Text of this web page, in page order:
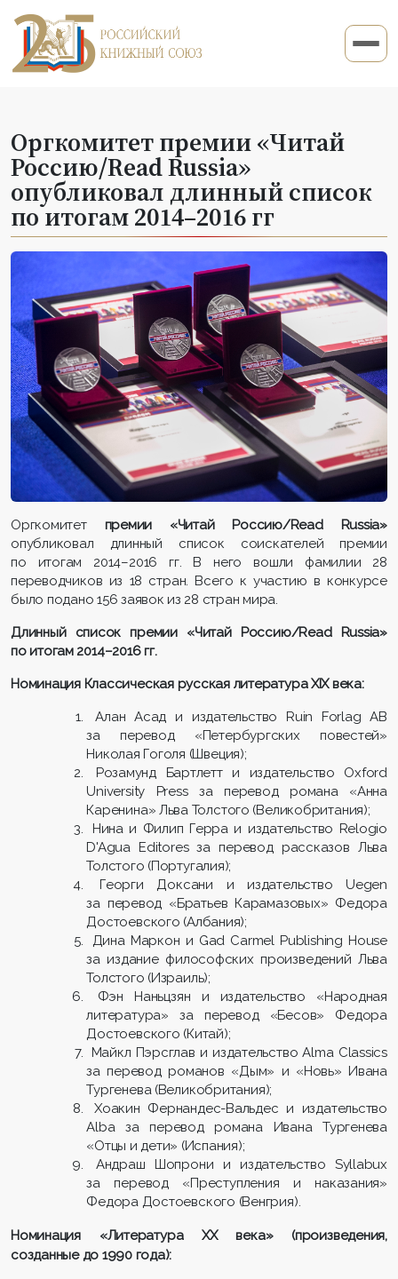
Оргкомитет премии «Читай
Россию/Read Russia»
опубликовал длинный список
по итогам 2014–2016 гг
Оргкомитет премии «Читай Россию/Read Russia»
опубликовал длинный список соискателей премии
по итогам 2014–2016 гг. В него вошли фамилии 28
переводчиков из 18 стран. Всего к участию в конкурсе
было подано 156 заявок из 28 стран мира.
Длинный список премии «Читай Россию/Read Russia»
по итогам 2014–2016 гг.
Номинация Классическая русская литература XIX века:
Алан Асад и издательство Ruin Forlag AB
за перевод «Петербургских повестей»
Николая Гоголя (Швеция);
Розамунд Бартлетт и издательство Oxford
University Press за перевод романа «Анна
Каренина» Льва Толстого (Великобритания);
Нина и Филип Герра и издательство Relogio
D'Agua Editores за перевод рассказов Льва
Толстого (Португалия);
Георги Доксани и издательство Uegen
за перевод «Братьев Карамазовых» Федора
Достоевского (Албания);
Дина Маркон и Gad Carmel Publishing House
за издание философских произведений Льва
Толстого (Израиль);
Фэн Наньцзян и издательство «Народная
литература» за перевод «Бесов» Федора
Достоевского (Китай);
Майкл Пэрсглав и издательство Alma Classics
за перевод романов «Дым» и «Новь» Ивана
Тургенева (Великобритания);
Хоакин Фернандес-Вальдес и издательство
Alba за перевод романа Ивана Тургенева
«Отцы и дети» (Испания);
Андраш Шопрони и издательство Syllabux
за перевод «Преступления и наказания»
Федора Достоевского (Венгрия).
Номинация «Литература ХХ века» (произведения,
созданные до 1990 года):